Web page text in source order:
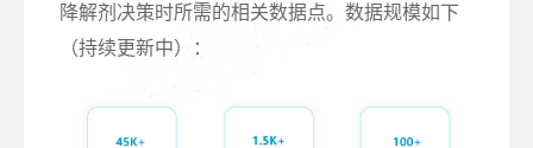
降解剂决策时所需的相关数据点。数据规模如下
（持续更新中）：